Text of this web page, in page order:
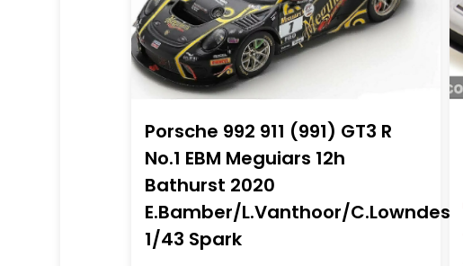
Porsche 992 911 (991) GT3 R
No.1 EBM Meguiars 12h
Bathurst 2020
E.Bamber/L.Vanthoor/C.Lowndes
1/43 Spark